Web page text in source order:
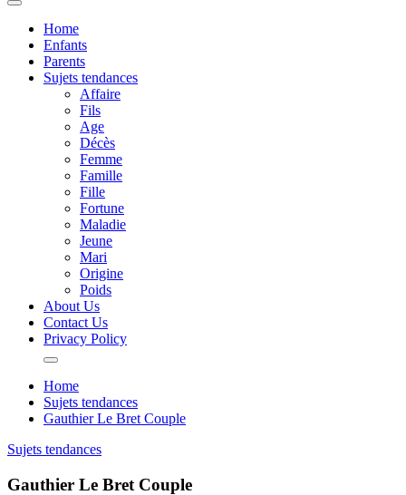
Home
Enfants
Parents
Sujets tendances
Affaire
Fils
Age
Décès
Femme
Famille
Fille
Fortune
Maladie
Jeune
Mari
Origine
Poids
About Us
Contact Us
Privacy Policy
Home
Sujets tendances
Gauthier Le Bret Couple
Sujets tendances
Gauthier Le Bret Couple